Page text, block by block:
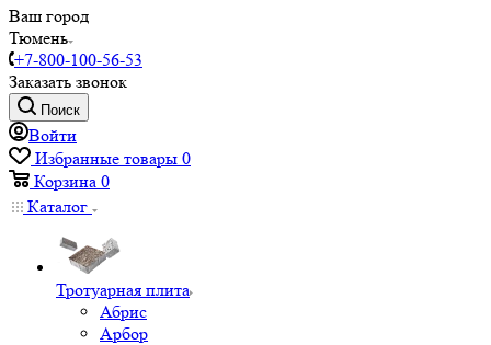
Ваш город
Тюмень
+7-800-100-56-53
Заказать звонок
Поиск
Войти
Избранные товары 0
Корзина 0
Каталог
Тротуарная плита
Абрис
Арбор